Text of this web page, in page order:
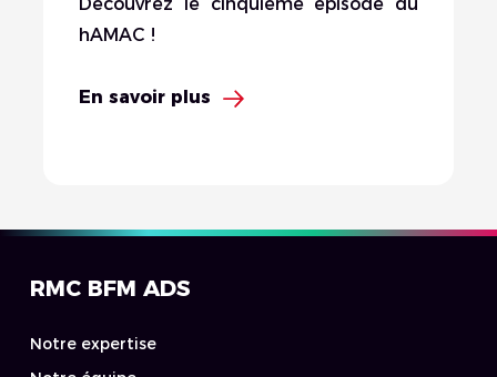
hAMAC !
En savoir plus
RMC BFM ADS
Notre expertise